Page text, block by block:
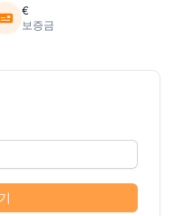
€
보증금